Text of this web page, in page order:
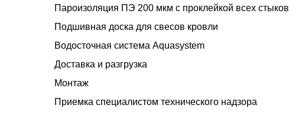
Пароизоляция ПЭ 200 мкм с проклейкой всех стыков
Подшивная доска для свесов кровли
Водосточная система Aquasystem
Доставка и разгрузка
Монтаж
Приемка специалистом технического надзора